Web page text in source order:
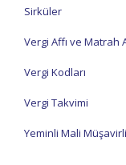
Sirküler
Vergi Affı ve Matrah
Vergi Kodları
Vergi Takvimi
Yeminli Mali